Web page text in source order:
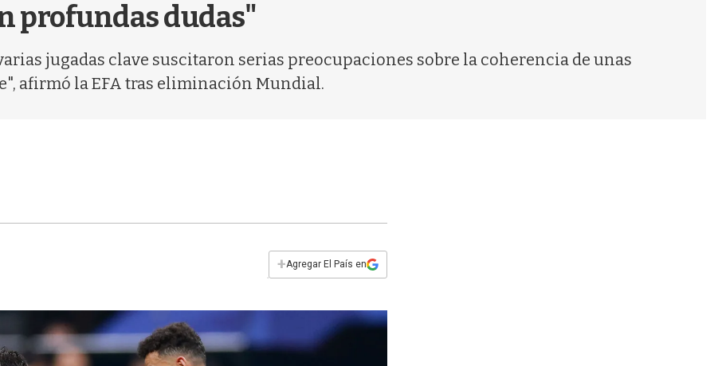
profundas dudas"
jugadas clave suscitaron serias preocupaciones sobre la coherencia de unas
afirmó la EFA tras eliminación Mundial.
+Agregar El País en